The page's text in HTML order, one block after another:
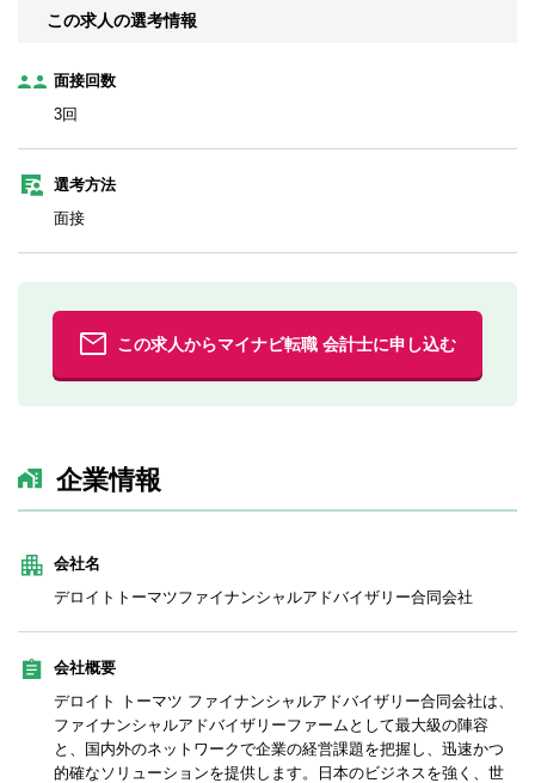
この求人の選考情報
面接回数
3回
選考方法
面接
この求人からマイナビ転職 会計士に申し込む
企業情報
会社名
デロイトトーマツファイナンシャルアドバイザリー合同会社
会社概要
デロイト トーマツ ファイナンシャルアドバイザリー合同会社は、
ファイナンシャルアドバイザリーファームとして最大級の陣容
と、国内外のネットワークで企業の経営課題を把握し、迅速かつ
的確なソリューションを提供します。日本のビジネスを強く、世